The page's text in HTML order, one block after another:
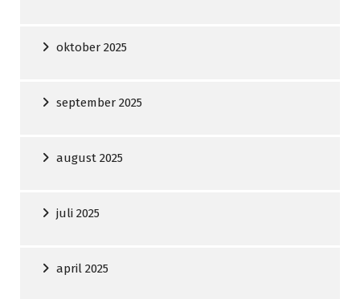
oktober 2025
september 2025
august 2025
juli 2025
april 2025